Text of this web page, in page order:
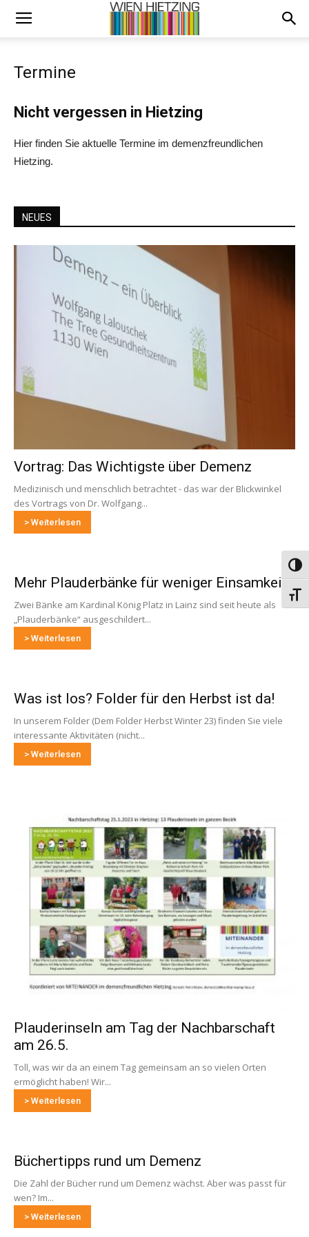
Termine
Nicht vergessen in Hietzing
Hier finden Sie aktuelle Termine im demenzfreundlichen
Hietzing.
NEUES
Vortrag: Das Wichtigste über Demenz
Medizinisch und menschlich betrachtet - das war der Blickwinkel
des Vortrags von Dr. Wolfgang...
> Weiterlesen
Mehr Plauderbänke für weniger Einsamkeit
Zwei Bänke am Kardinal König Platz in Lainz sind seit heute als
„Plauderbänke“ ausgeschildert...
> Weiterlesen
Was ist los? Folder für den Herbst ist da!
In unserem Folder (Dem Folder Herbst Winter 23) finden Sie viele
interessante Aktivitäten (nicht...
> Weiterlesen
Plauderinseln am Tag der Nachbarschaft
am 26.5.
Toll, was wir da an einem Tag gemeinsam an so vielen Orten
ermöglicht haben! Wir...
> Weiterlesen
Büchertipps rund um Demenz
Die Zahl der Bücher rund um Demenz wächst. Aber was passt für
wen? Im...
> Weiterlesen